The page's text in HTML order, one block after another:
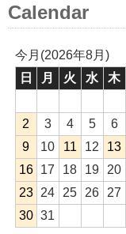
Calendar
今月(2026年8月)
日
月 火 水 木
2
3 4 5 6
9
10 11 12 13
16
17 18 19 20
23
24 25 26 27
30 31